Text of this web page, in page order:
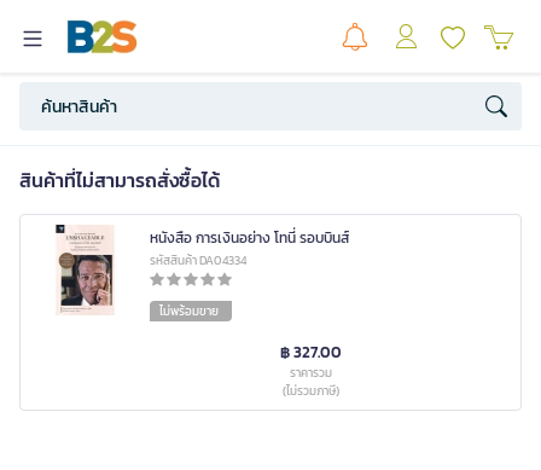
สินค้าที่ไม่สามารถสั่งซื้อได้
หนังสือ การเงินอย่าง โทนี่ รอบบินส์
รหัสสินค้า DA04334
ไม่พร้อมขาย
฿ 327.00
ราคารวม
(ไม่รวมภาษี)